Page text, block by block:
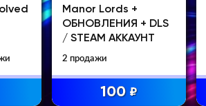
Manor Lords +
ОБНОВЛЕНИЯ + DLS
/ STEAM АККАУНТ
2 продажи
100 ₽